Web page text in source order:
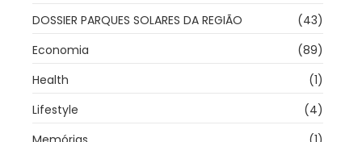
DOSSIER PARQUES SOLARES DA REGIÃO
(43)
Economia
(89)
Health
(1)
Lifestyle
(4)